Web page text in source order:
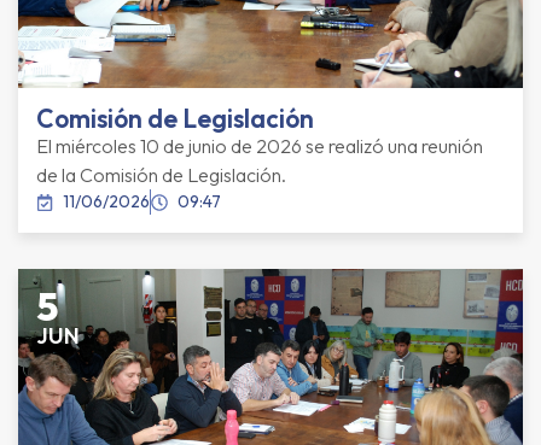
Comisión de Legislación
El miércoles 10 de junio de 2026 se realizó una reunión
de la Comisión de Legislación.
11/06/2026 09:47
5
JUN